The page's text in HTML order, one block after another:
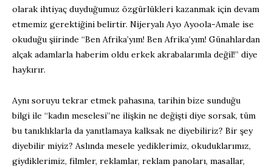
olarak ihtiyaç duyduğumuz özgürlükleri kazanmak için devam
etmemiz gerektiğini belirtir. Nijeryalı Ayo Ayoola-Amale ise
okuduğu şiirinde “Ben Afrika’yım! Ben Afrika’yım! Günahlardan
alçak adamlarla haberim oldu erkek akrabalarımla değil!” diye
haykırır.
Aynı soruyu tekrar etmek pahasına, tarihin bize sunduğu
bilgi ile “kadın meselesi”ne ilişkin ne değişti diye sorsak, tüm
bu tanıklıklarla da yanıtlamaya kalksak ne diyebiliriz? Bir şey
diyebilir miyiz? Aslında mesele yediklerimiz, okuduklarımız,
giydiklerimiz, filmler, reklamlar, reklam panoları, masallar,